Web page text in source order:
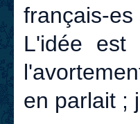
français-
L'idée
en parlait ;